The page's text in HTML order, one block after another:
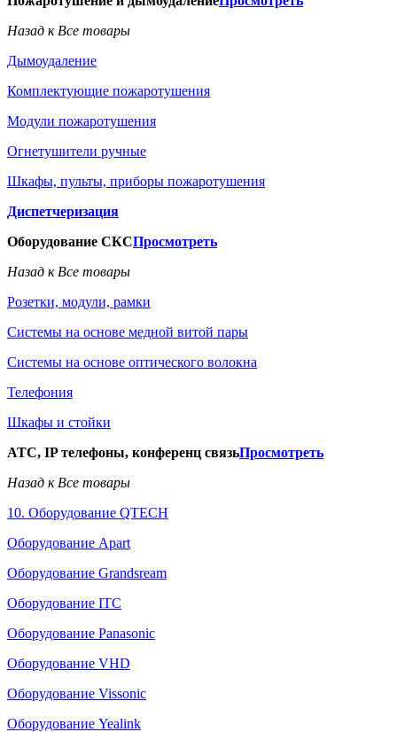
Назад к Все товары
Дымоудаление
Комплектующие пожаротушения
Модули пожаротушения
Огнетушители ручные
Шкафы, пульты, приборы пожаротушения
Диспетчеризация
Оборудование СКСПросмотреть
Назад к Все товары
Розетки, модули, рамки
Системы на основе медной витой пары
Системы на основе оптического волокна
Телефония
Шкафы и стойки
АТС, IP телефоны, конференц связьПросмотреть
Назад к Все товары
10. Оборудование QTECH
Оборудование Apart
Оборудование Grandsream
Оборудование ITC
Оборудование Panasonic
Оборудование VHD
Оборудование Vissonic
Оборудование Yealink